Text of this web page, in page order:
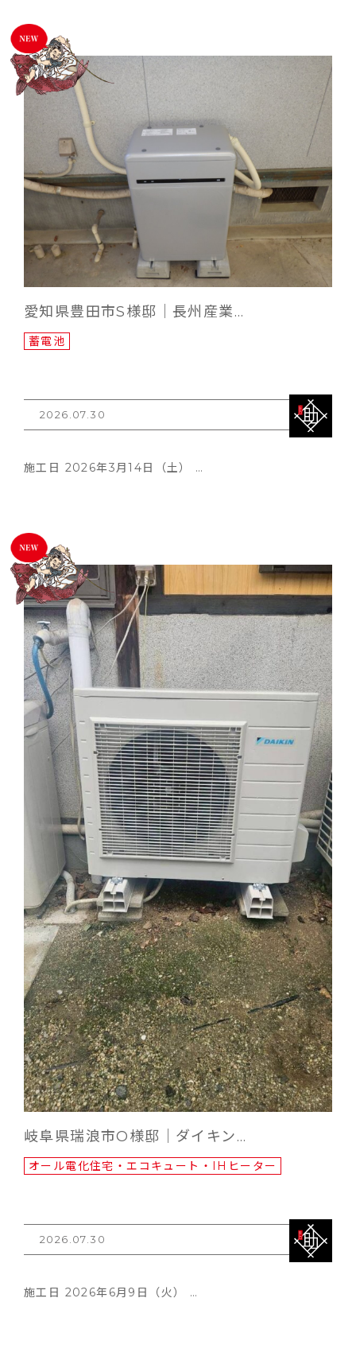
愛知県豊田市S様邸｜長州産業…
蓄電池
2026.07.30
施工日 2026年3月14日（土） …
岐阜県瑞浪市O様邸｜ダイキン…
オール電化住宅・エコキュート・IHヒーター
2026.07.30
施工日 2026年6月9日（火） …